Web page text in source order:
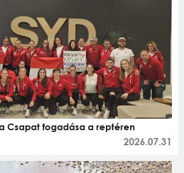
Csapat fogadása a reptéren
2026.07.31